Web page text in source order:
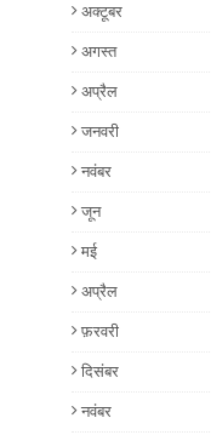
अक्टूबर
अगस्त
अप्रैल
जनवरी
नवंबर
जून
मई
अप्रैल
फ़रवरी
दिसंबर
नवंबर